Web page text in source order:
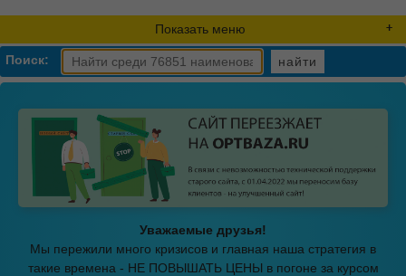
Показать меню
Поиск: найти
Уважаемые друзья!
Мы пережили много кризисов и главная наша стратегия в
такие времена - НЕ ПОВЫШАТЬ ЦЕНЫ в погоне за курсом